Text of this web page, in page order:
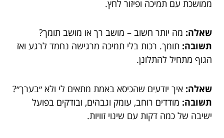
ממושכת עם תמיכה ופיזור לחץ.
שאלה: מה יותר חשוב – מושב רך או מושב תומך?
תשובה: תומך. רכות בלי תמיכה מרגישה נחמד לרגע ואז
הגוף מתחיל להתלונן.
שאלה: איך יודעים שהכיסא באמת מתאים לי ולא ״בערך״?
תשובה: מודדים רוחב, עומק וגבהים, ובודקים בפועל
ישיבה של כמה דקות עם שינוי זוויות.